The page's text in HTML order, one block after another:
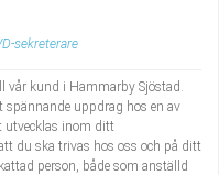
sekreterare
vår kund i Hammarby Sjöstad.
uppdrag hos en av
utvecklas inom ditt
du ska trivas hos oss och på ditt
person, både som anställd